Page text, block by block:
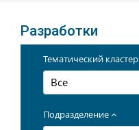
Разработки
Тематический кластер
Все
Подразделение